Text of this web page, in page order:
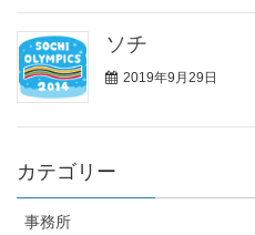
ソチ
2019年9月29日
カテゴリー
事務所